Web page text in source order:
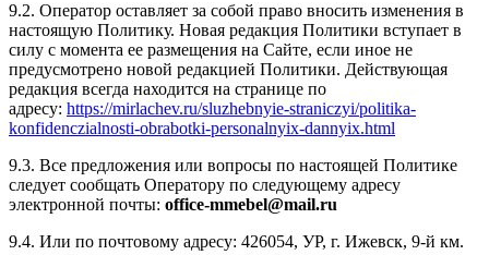
9.2. Оператор оставляет за собой право вносить изменения в
настоящую Политику. Новая редакция Политики вступает в
силу с момента ее размещения на Сайте, если иное не
предусмотрено новой редакцией Политики. Действующая
редакция всегда находится на странице по
адресу: https://mirlachev.ru/sluzhebnyie-straniczyi/politika-
konfidenczialnosti-obrabotki-personalnyix-dannyix.html
9.3. Все предложения или вопросы по настоящей Политике
следует сообщать Оператору по следующему адресу
электронной почты: office-mmebel@mail.ru
9.4. Или по почтовому адресу: 426054, УР, г. Ижевск, 9-й км.